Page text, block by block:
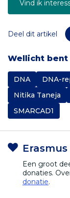
Vind ik
Deel dit artikel
Wellicht
DNA DNA-
Nitika Taneja
SMARCAD1
Een groot
donaties.
donatie.